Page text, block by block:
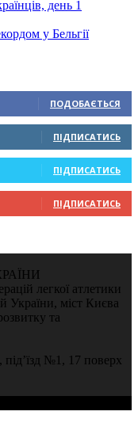
день 1
у Бельгії
ПОДОБАЄТЬСЯ
ПІДПИСАТИСЬ
ПІДПИСАТИСЬ
ПІДПИСАТИСЬ
легкої атлетики
України, міст Києва
та
№1, 17 поверх